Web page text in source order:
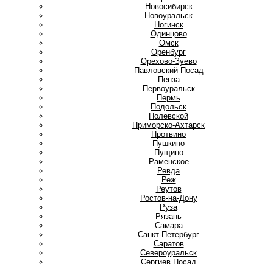
Новосибирск
Новоуральск
Ногинск
Одинцово
Омск
Оренбург
Орехово-Зуево
Павловский Посад
Пенза
Первоуральск
Пермь
Подольск
Полевской
Приморско-Ахтарск
Протвино
Пушкино
Пущино
Раменское
Ревда
Реж
Реутов
Ростов-на-Дону
Руза
Рязань
Самара
Санкт-Петербург
Саратов
Североуральск
Сергиев Посад